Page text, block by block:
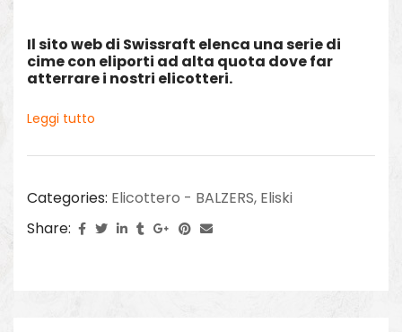
Il sito web di Swissraft elenca una serie di
cime con eliporti ad alta quota dove far
atterrare i nostri elicotteri.
Leggi tutto
Categories: Elicottero - BALZERS, Eliski
Share: